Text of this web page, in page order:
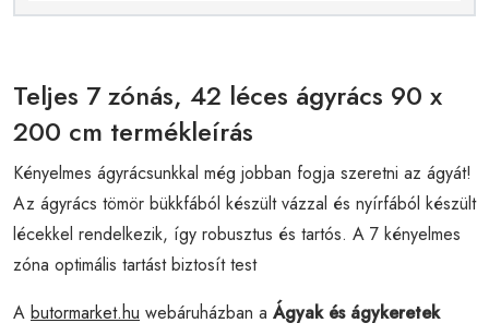
Teljes 7 zónás, 42 léces ágyrács 90 x
200 cm termékleírás
Kényelmes ágyrácsunkkal még jobban fogja szeretni az ágyát!
Az ágyrács tömör bükkfából készült vázzal és nyírfából készült
lécekkel rendelkezik, így robusztus és tartós. A 7 kényelmes
zóna optimális tartást biztosít test
A butormarket.hu webáruházban a Ágyak és ágykeretek